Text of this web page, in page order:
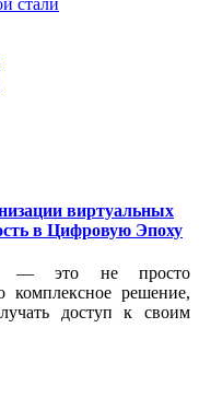
стали
виртуальных
в Цифровую Эпоху
— это не просто
комплексное решение,
доступ к своим